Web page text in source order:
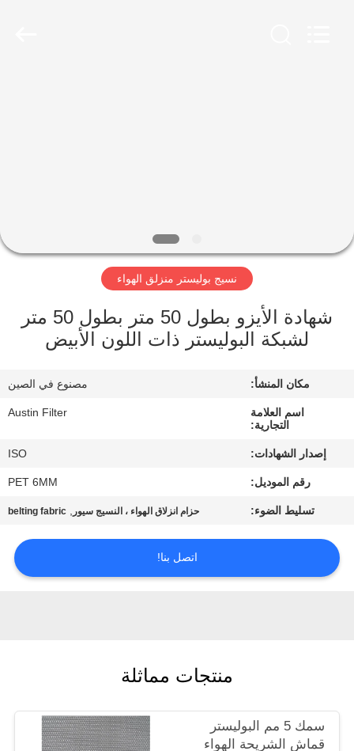
عنا
في
المعمل
مراقبة
الجودة
اطلب
اقتباس
POLICY
نسيج بوليستر منزلق الهواء
شهادة الأيزو بطول 50 متر بطول 50 متر
لشبكة البوليستر ذات اللون الأبيض
مكان المنشأ: مصنوع في الصين
اسم العلامة
التجارية:
Austin Filter
إصدار الشهادات: ISO
رقم الموديل: PET 6MM
تسليط الضوء: حزام انزلاق الهواء ، النسيج سيور ,
belting fabric
اتصل بنا!
منتجات مماثلة
سمك 5 مم البوليستر
قماش الشريحة الهواء